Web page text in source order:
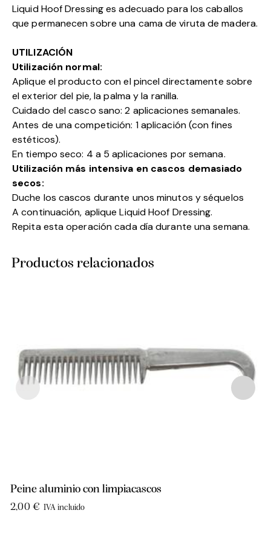
Liquid Hoof Dressing es adecuado para los caballos
que permanecen sobre una cama de viruta de madera.
UTILIZACIÓN
Utilización normal:
Aplique el producto con el pincel directamente sobre
el exterior del pie, la palma y la ranilla.
Cuidado del casco sano: 2 aplicaciones semanales.
Antes de una competición: 1 aplicación (con fines
estéticos).
En tiempo seco: 4 a 5 aplicaciones por semana.
Utilización más intensiva en cascos demasiado
secos:
Duche los cascos durante unos minutos y séquelos
A continuación, aplique Liquid Hoof Dressing.
Repita esta operación cada día durante una semana.
Productos relacionados
Peine aluminio con limpiacascos
2,00 € IVA incluido